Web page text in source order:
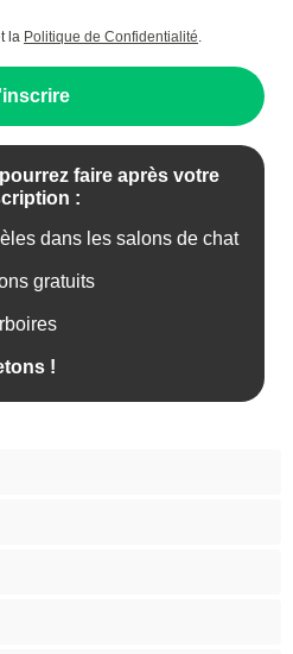
la Politique de Confidentialité.
faire après votre
:
dans les salons de chat
gratuits
!